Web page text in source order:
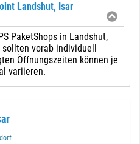
Landshut, Isar
PaketShops in Landshut,
vorab individuell
Öffnungszeiten können je
variieren.